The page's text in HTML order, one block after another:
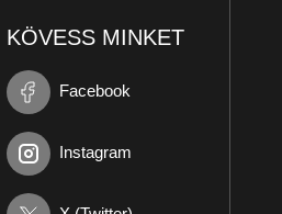
KÖVESS MINKET
Facebook
Instagram